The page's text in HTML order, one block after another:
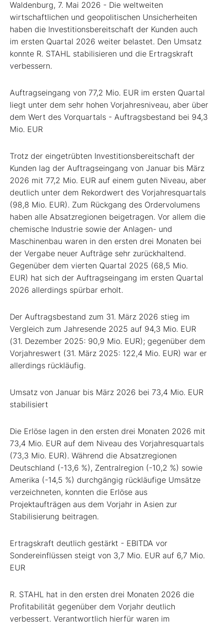
Waldenburg, 7. Mai 2026 - Die weltweiten
wirtschaftlichen und geopolitischen Unsicherheiten
haben die Investitionsbereitschaft der Kunden auch
im ersten Quartal 2026 weiter belastet. Den Umsatz
konnte R. STAHL stabilisieren und die Ertragskraft
verbessern.
Auftragseingang von 77,2 Mio. EUR im ersten Quartal
liegt unter dem sehr hohen Vorjahresniveau, aber über
dem Wert des Vorquartals - Auftragsbestand bei 94,3
Mio. EUR
Trotz der eingetrübten Investitionsbereitschaft der
Kunden lag der Auftragseingang von Januar bis März
2026 mit 77,2 Mio. EUR auf einem guten Niveau, aber
deutlich unter dem Rekordwert des Vorjahresquartals
(98,8 Mio. EUR). Zum Rückgang des Ordervolumens
haben alle Absatzregionen beigetragen. Vor allem die
chemische Industrie sowie der Anlagen- und
Maschinenbau waren in den ersten drei Monaten bei
der Vergabe neuer Aufträge sehr zurückhaltend.
Gegenüber dem vierten Quartal 2025 (68,5 Mio.
EUR) hat sich der Auftragseingang im ersten Quartal
2026 allerdings spürbar erholt.
Der Auftragsbestand zum 31. März 2026 stieg im
Vergleich zum Jahresende 2025 auf 94,3 Mio. EUR
(31. Dezember 2025: 90,9 Mio. EUR); gegenüber dem
Vorjahreswert (31. März 2025: 122,4 Mio. EUR) war er
allerdings rückläufig.
Umsatz von Januar bis März 2026 bei 73,4 Mio. EUR
stabilisiert
Die Erlöse lagen in den ersten drei Monaten 2026 mit
73,4 Mio. EUR auf dem Niveau des Vorjahresquartals
(73,3 Mio. EUR). Während die Absatzregionen
Deutschland (-13,6 %), Zentralregion (-10,2 %) sowie
Amerika (-14,5 %) durchgängig rückläufige Umsätze
verzeichneten, konnten die Erlöse aus
Projektaufträgen aus dem Vorjahr in Asien zur
Stabilisierung beitragen.
Ertragskraft deutlich gestärkt - EBITDA vor
Sondereinflüssen steigt von 3,7 Mio. EUR auf 6,7 Mio.
EUR
R. STAHL hat in den ersten drei Monaten 2026 die
Profitabilität gegenüber dem Vorjahr deutlich
verbessert. Verantwortlich hierfür waren im